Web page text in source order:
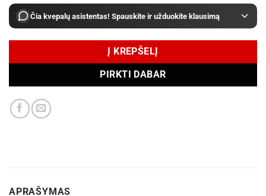
Čia kvepalų asistentas! Spauskite ir užduokite klausimą
Į KREPŠELĮ
PIRKTI DABAR
APRAŠYMAS